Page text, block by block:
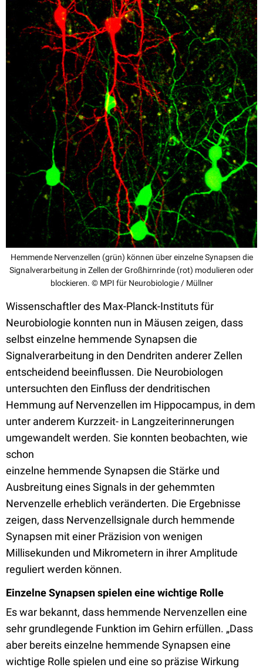
Hemmende Nervenzellen (grün) können über einzelne Synapsen die
Signalverarbeitung in Zellen der Großhirnrinde (rot) modulieren oder
blockieren. © MPI für Neurobiologie / Müllner
Wissenschaftler des Max-Planck-Instituts für
Neurobiologie konnten nun in Mäusen zeigen, dass
selbst einzelne hemmende Synapsen die
Signalverarbeitung in den Dendriten anderer Zellen
entscheidend beeinflussen. Die Neurobiologen
untersuchten den Einfluss der dendritischen
Hemmung auf Nervenzellen im Hippocampus, in dem
unter anderem Kurzzeit- in Langzeiterinnerungen
umgewandelt werden. Sie konnten beobachten, wie
schon
einzelne hemmende Synapsen die Stärke und
Ausbreitung eines Signals in der gehemmten
Nervenzelle erheblich veränderten. Die Ergebnisse
zeigen, dass Nervenzellsignale durch hemmende
Synapsen mit einer Präzision von wenigen
Millisekunden und Mikrometern in ihrer Amplitude
reguliert werden können.
Einzelne Synapsen spielen eine wichtige Rolle
Es war bekannt, dass hemmende Nervenzellen eine
sehr grundlegende Funktion im Gehirn erfüllen. „Dass
aber bereits einzelne hemmende Synapsen eine
wichtige Rolle spielen und eine so präzise Wirkung